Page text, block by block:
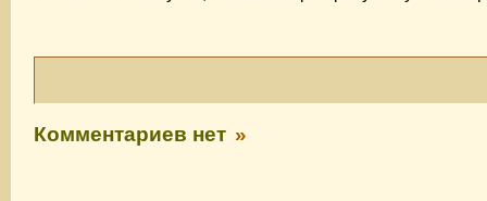
Комментариев нет »